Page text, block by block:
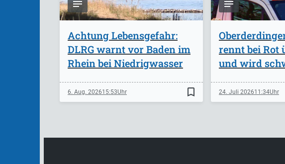
Achtung Lebensgefahr:
DLRG warnt vor Baden im
Rhein bei Niedrigwasser
6. Aug. 202615:53 bookmark_border
rennt bei Rot
und wird
24. Juli 202611:34